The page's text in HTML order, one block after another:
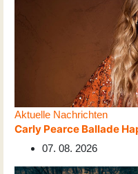
Aktuelle Nachrichten
Carly Pearce Ballade
07. 08. 2026